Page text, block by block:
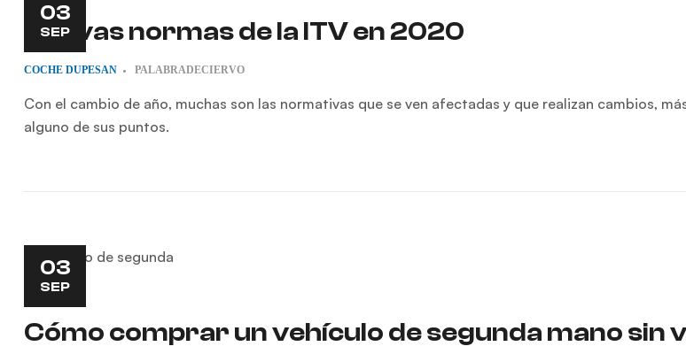
03
SEP
Nuevas normas de la ITV en 2020
COCHE DUPESAN PALABRADECIERVO
Con el cambio de año, muchas son las normativas que se ven afectadas y que realizan cambios,
alguno de sus puntos.
03
SEP
Cómo comprar un vehículo de segunda mano sin